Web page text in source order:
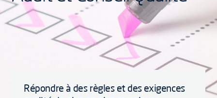
Répondre à des règles et des exigences